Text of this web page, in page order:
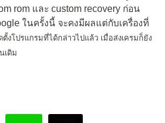
rom และ custom recovery ก่อน
ในครั้งนี้ จะคงมีผลแต่กับเครื่องที่
งโปรแกรมที่ได้กล่าวไปแล้ว เมื่อส่งเครมก็ยัง
เดิม